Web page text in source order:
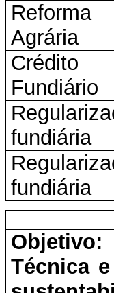
Reforma
Agrária
Crédito
Fundiário
fundiária
fundiária
Técnica